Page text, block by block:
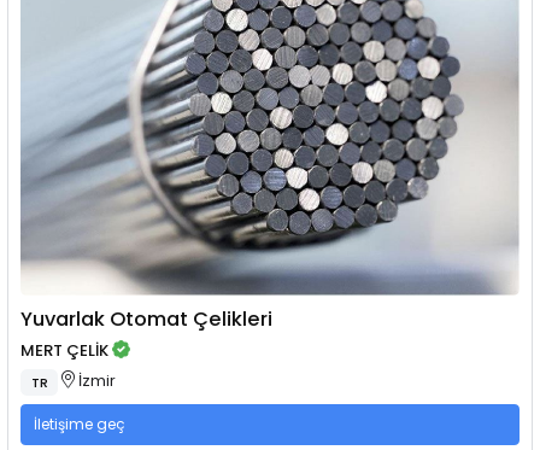
Yuvarlak Otomat Çelikleri
MERT ÇELİK
TR İzmir
İletişime geç